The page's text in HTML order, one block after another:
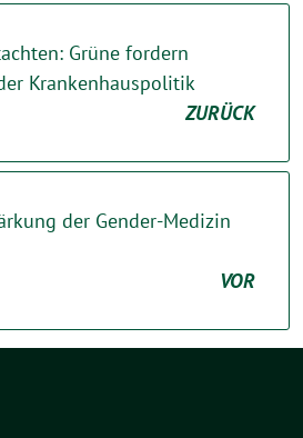
Grüne fordern
Krankenhauspolitik
ZURÜCK
der Gender-Medizin
VOR